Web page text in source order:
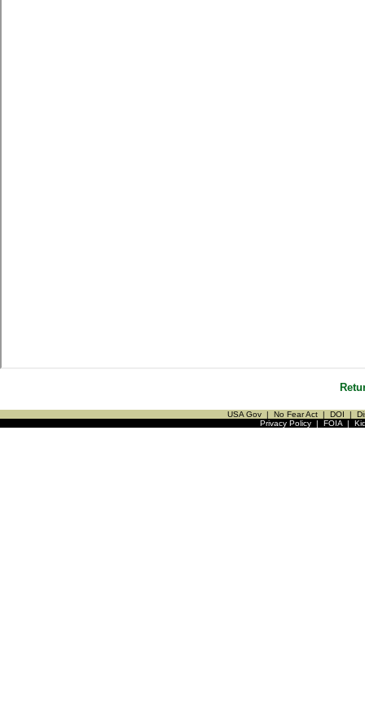
USA Gov | No Fear Act | DOI |
Privacy Policy| FOIA|